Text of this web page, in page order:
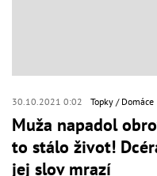
30.10.2021 0:02 Topky Domáce
Muža napadol
to stálo život!
jej slov mrazí